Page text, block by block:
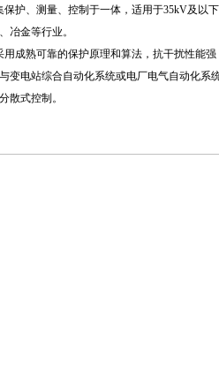
护、测量、控制于一体，适用于35kV及以
冶金等行业。
成熟可靠的保护原理和算法，抗干扰性能
电站综合自动化系统或电厂电气自动化系
散式控制。